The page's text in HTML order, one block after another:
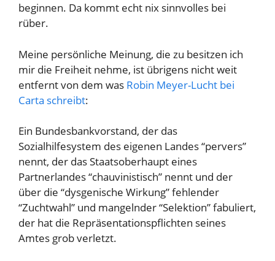
beginnen. Da kommt echt nix sinnvolles bei
rüber.
Meine persönliche Meinung, die zu besitzen ich
mir die Freiheit nehme, ist übrigens nicht weit
entfernt von dem was Robin Meyer-Lucht bei
Carta schreibt:
Ein Bundesbankvorstand, der das
Sozialhilfesystem des eigenen Landes “pervers”
nennt, der das Staatsoberhaupt eines
Partnerlandes “chauvinistisch” nennt und der
über die “dysgenische Wirkung” fehlender
“Zuchtwahl” und mangelnder “Selektion” fabuliert,
der hat die Repräsentationspflichten seines
Amtes grob verletzt.